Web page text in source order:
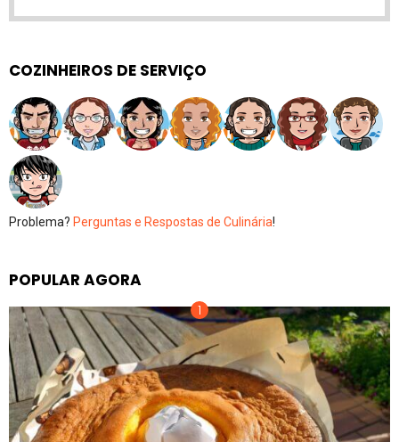
COZINHEIROS DE SERVIÇO
Problema? Perguntas e Respostas de Culinária!
POPULAR AGORA